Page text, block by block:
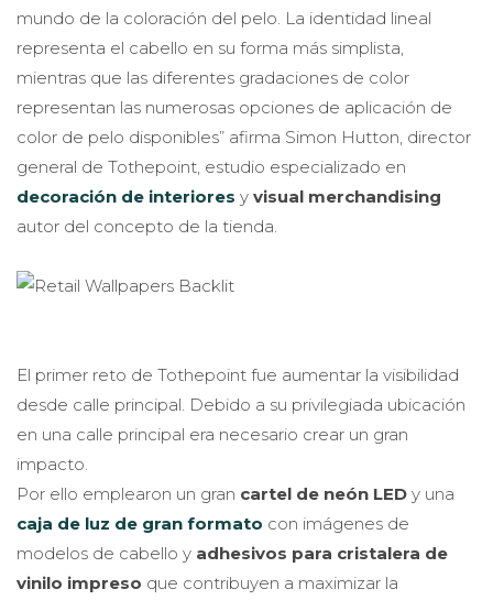
mundo de la coloración del pelo. La identidad lineal
representa el cabello en su forma más simplista,
mientras que las diferentes gradaciones de color
representan las numerosas opciones de aplicación de
color de pelo disponibles” afirma Simon Hutton, director
general de Tothepoint, estudio especializado en
decoración de interiores y visual merchandising
autor del concepto de la tienda.
El primer reto de Tothepoint fue aumentar la visibilidad
desde calle principal. Debido a su privilegiada ubicación
en una calle principal era necesario crear un gran
impacto.
Por ello emplearon un gran cartel de neón LED y una
caja de luz de gran formato con imágenes de
modelos de cabello y adhesivos para cristalera de
vinilo impreso que contribuyen a maximizar la